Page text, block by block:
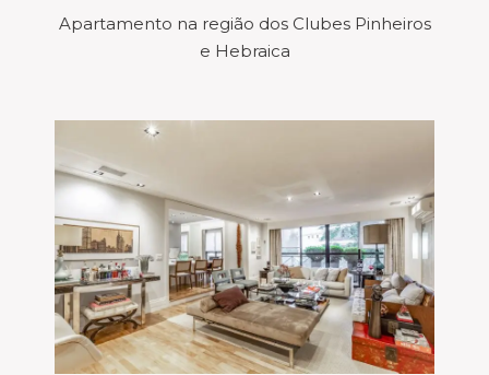
Apartamento na região dos Clubes Pinheiros
e Hebraica